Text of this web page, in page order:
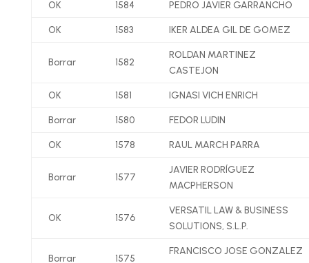
OK 1584 PEDRO JAVIER GARRANCHO
OK 1583 IKER ALDEA GIL DE GOMEZ
Borrar 1582
ROLDAN MARTINEZ
CASTEJON
OK 1581 IGNASI VICH ENRICH
Borrar 1580 FEDOR LUDIN
OK 1578 RAUL MARCH PARRA
Borrar 1577
JAVIER RODRÍ­GUEZ
MACPHERSON
OK 1576
VERSATIL LAW & BUSINESS
SOLUTIONS, S.L.P.
Borrar 1575
FRANCISCO JOSE GONZALEZ